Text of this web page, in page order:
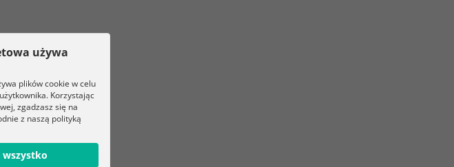
używa
plików cookie w celu
Korzystając
zgadzasz się na
z naszą polityką